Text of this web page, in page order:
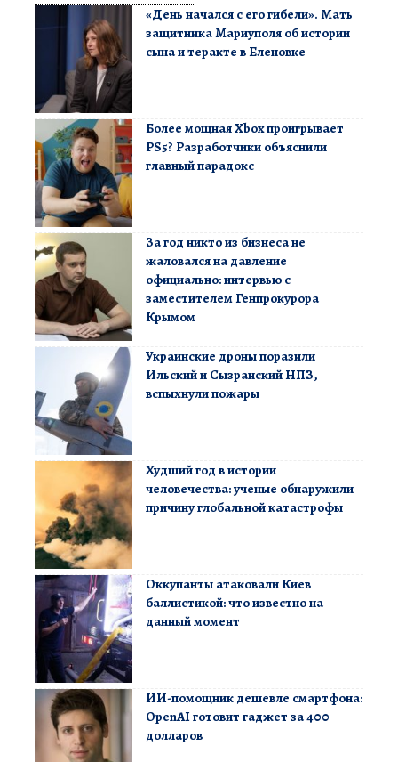
«День начался с его гибели». Мать
защитника Мариуполя об истории
сына и теракте в Еленовке
Более мощная Xbox проигрывает
PS5? Разработчики объяснили
главный парадокс
За год никто из бизнеса не
жаловался на давление
официально: интервью с
заместителем Генпрокурора
Крымом
Украинские дроны поразили
Ильский и Сызранский НПЗ,
вспыхнули пожары
Худший год в истории
человечества: ученые обнаружили
причину глобальной катастрофы
Оккупанты атаковали Киев
баллистикой: что известно на
данный момент
ИИ-помощник дешевле смартфона:
OpenAI готовит гаджет за 400
долларов